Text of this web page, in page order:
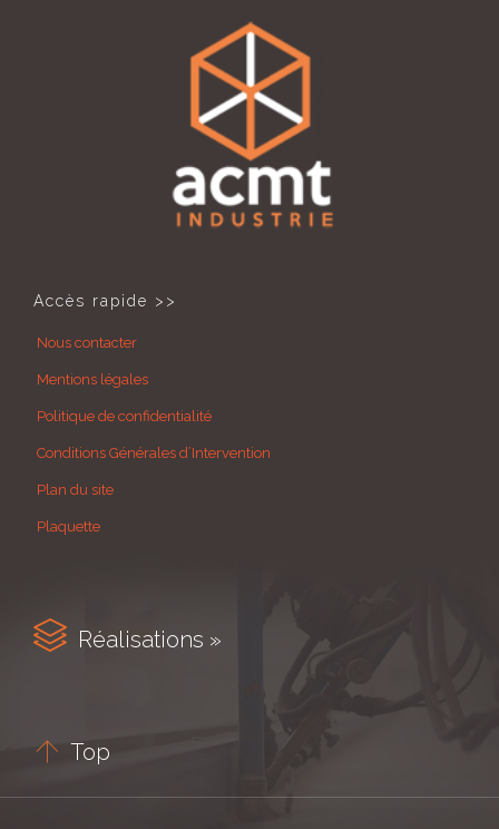
Accès rapide >>
Nous contacter
Mentions légales
Politique de confidentialité
Conditions Générales d’Intervention
Plan du site
Plaquette
 Réalisations »
 Top